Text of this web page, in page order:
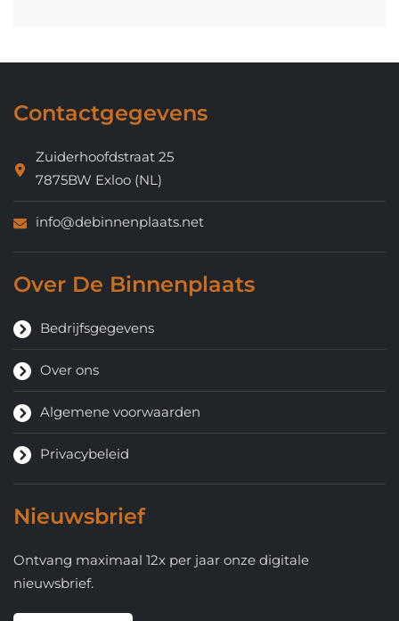
Contactgegevens
Zuiderhoofdstraat 25
7875BW Exloo (NL)
info@debinnenplaats.net
Over De Binnenplaats
Bedrijfsgegevens
Over ons
Algemene voorwaarden
Privacybeleid
Nieuwsbrief
Ontvang maximaal 12x per jaar onze digitale
nieuwsbrief.